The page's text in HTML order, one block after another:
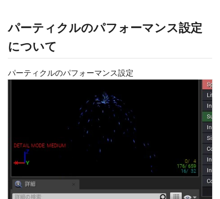
パーティクルのパフォーマンス設定
について
パーティクルのパフォーマンス設定